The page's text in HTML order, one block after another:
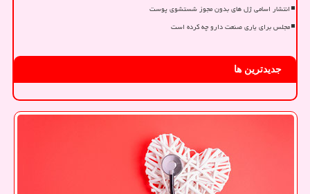
انتشار اسامی ژل های بدون مجوز شستشوی پوست
مجلس برای یاری صنعت دارو چه کرده است
جدیدترین ها